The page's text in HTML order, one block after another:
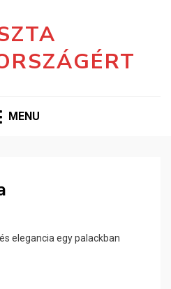
MENU
elegancia egy palackban